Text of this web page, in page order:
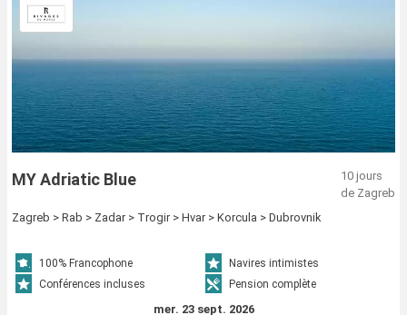
MY Adriatic Blue
10 jours
de Zagreb
Zagreb > Rab > Zadar > Trogir > Hvar > Korcula > Dubrovnik
100% Francophone
Navires intimistes
Conférences incluses
Pension complète
mer. 23 sept. 2026